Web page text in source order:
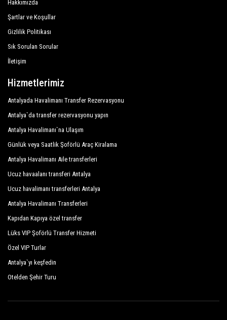
Hakkımızda
Şartlar ve Koşullar
Gizlilik Politikası
Sık Sorulan Sorular
İletişim
Hizmetlerimiz
Antalyada Havalimanı Transfer Rezervasyonu
Antalya`da transfer rezervasyonu yapın
Antalya Havalimanı`na Ulaşım
Günlük veya Saatlik Şoförlü Araç Kiralama
Antalya Havalimanı Aile transferleri
Ucuz havaalanı transferi Antalya
Ucuz havalimanı transferleri Antalya
Antalya Havalimanı Transferleri
Kapıdan Kapıya özel transfer
Lüks VIP Şoförlü Transfer Hizmeti
Özel VIP Turlar
Antalya`yı keşfedin
Otelden Şehir Turu